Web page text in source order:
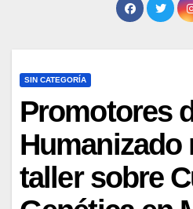
SIN CATEGORÍA
Promotores
Humanizado
taller sobre